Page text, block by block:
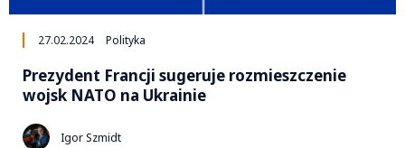
27.02.2024 Polityka
Prezydent Francji sugeruje rozmieszczenie
wojsk NATO na Ukrainie
Igor Szmidt